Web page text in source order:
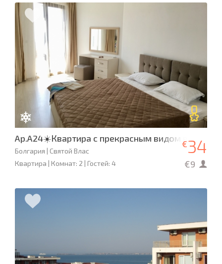
Ap.A24☀️Квартира с прекрасным видом в
Болгария | Святой Влас
Квартира | Комнат: 2 | Гостей: 4
€34
€9